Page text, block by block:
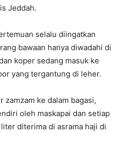
Jeddah.
selalu diingatkan
bawaan hanya diwadahi di
koper sedang masuk ke
yang tergantung di leher.
zamzam ke dalam bagasi,
oleh maskapai dan setiap
diterima di asrama haji di